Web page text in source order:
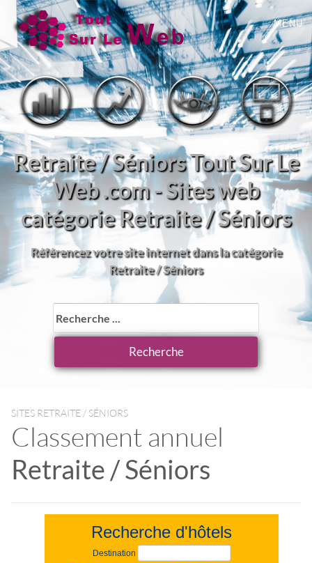
MENU
Retraite / Séniors Tout Sur Le
Web .com - Sites web
catégorie Retraite / Séniors
Référencez votre site internet dans la catégorie
Retraite / Séniors
SITES RETRAITE / SÉNIORS
Classement annuel
Retraite / Séniors
Recherche d'hôtels
Destination